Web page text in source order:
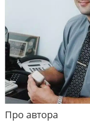
Про автора